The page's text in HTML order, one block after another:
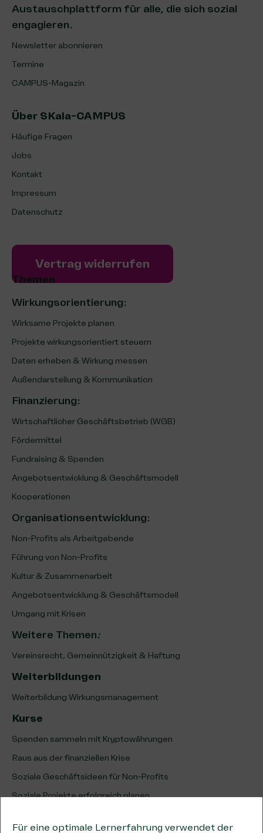
Für eine optimale Lernerfahrung verwendet der
Austauschplattform für alle, die sich sozial
engagieren.
Newsletter abonnieren
Termine
CAMPUS-Magazin
Über SKala-CAMPUS
Häufige Fragen
Jobs
Kontakt
Impressum
Datenschutz
Vertrag widerrufen
Themen
Wirkungsorientierung:
Wirksame Projekte planen
Projekte wirkungsorientiert steuern
Daten erheben & Wirkung messen
Außendarstellung & Kommunikation
Finanzierung:
Wirtschaftlicher Geschäftsbetrieb (WGB)
Fördermittel
Fundraising & Spenden
Angebotsentwicklung & Geschäftsmodell
Kooperationen
Organisationsentwicklung:
Non-Profits als Arbeitgebende
Führung von Non-Profits
Kultur & Zusammenarbeit
Angebotsentwicklung & Geschäftsmodell
Umgang mit Krisen
Weitere Themen:
Vereinsrecht, Gemeinnützigkeit & Haftung
Weiterbildungen
Weiterbildung Wirkungsmanagement
Kurse
Spenden sammeln mit Kryptowährungen
Raus aus der finanziellen Krise
Soziale Geschäftsideen für Non-Profits
Soziale Projekte erfolgreich planen